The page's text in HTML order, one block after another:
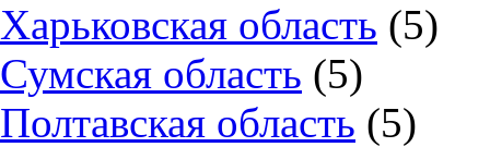
Харьковская область (5)
Сумская область (5)
Полтавская область (5)